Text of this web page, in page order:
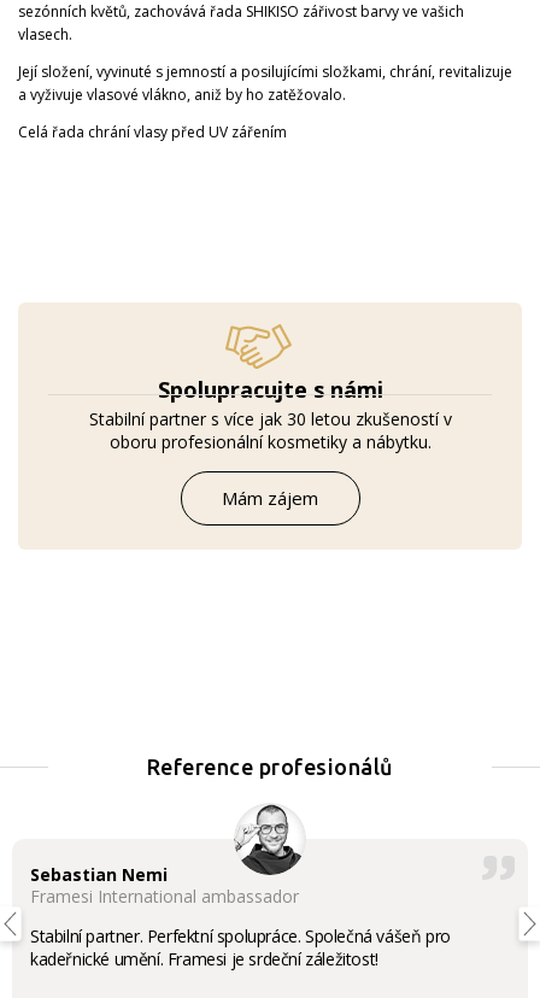
Spolupracujte s námi
Stabilní partner s více jak 30 letou zkušeností v
oboru profesionální kosmetiky a nábytku.
Mám zájem
sezónních květů, zachovává řada SHIKISO zářivost barvy ve vašich
vlasech.
Její složení, vyvinuté s jemností a posilujícími složkami, chrání, revitalizuje
a vyživuje vlasové vlákno, aniž by ho zatěžovalo.
Celá řada chrání vlasy před UV zářením
Reference profesionálů
Sebastian Nemi
Framesi International ambassador
Stabilní partner. Perfektní spolupráce. Společná vášeň pro
kadeřnické umění. Framesi je srdeční záležitost!